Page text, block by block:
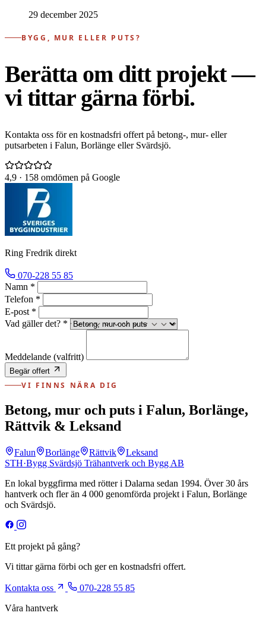
29 december 2025
BYGG, MUR ELLER PUTS?
Berätta om ditt projekt —
vi tittar gärna förbi.
Kontakta oss för en kostnadsfri offert på betong-, mur- eller
putsarbeten i Falun, Borlänge eller Svärdsjö.
4,9 · 158 omdömen på Google
Ring Fredrik direkt
070-228 55 85
Namn *
Telefon *
E-post *
Vad gäller det? *
Meddelande (valfritt)
Begär offert
VI FINNS NÄRA DIG
Betong, mur och puts i Falun, Borlänge,
Rättvik & Leksand
Falun Borlänge Rättvik
Leksand
STH·Bygg Svärdsjö Trähantverk och Bygg AB
En lokal byggfirma med rötter i Dalarna sedan 1994. Över 30 års
hantverk och fler än 4 000 genomförda projekt i Falun, Borlänge
och Svärdsjö.
Ett projekt på gång?
Vi tittar gärna förbi och ger en kostnadsfri offert.
Kontakta oss
070-228 55 85
Våra hantverk